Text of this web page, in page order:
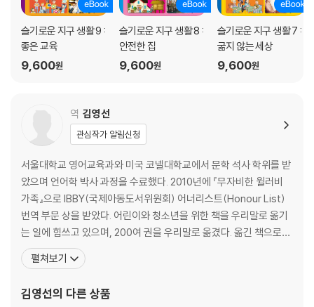
슬기로운 지구 생활 9 :
좋은 교육
9,600원
슬기로운 지구 생활 8 :
안전한 집
9,600원
슬기로운 지구 생활 7 :
굶지 않는 세상
9,600원
역 김영선
관심작가 알림신청
서울대학교 영어교육과와 미국 코넬대학교에서 문학 석사 학위를 받
았으며 언어학 박사 과정을 수료했다. 2010년에 『무자비한 윌러비
가족』으로 IBBY(국제아동도서위원회) 어너리스트(Honour List)
번역 부문 상을 받았다. 어린이와 청소년을 위한 책을 우리말로 옮기
는 일에 힘쓰고 있으며, 200여 권을 우리말로 옮겼다. 옮긴 책으로
『메리와 마녀의 꽃』, 『늑대 숲 모험』, 『루도와 별에서 온 말』, 『제로니
모의 환상 모험』, 『물의 아이들』, 『구덩이』, 『세상에서 가장 완벽한 교
『검은 고양이』,
펼쳐보기
김영선의 다른 상품